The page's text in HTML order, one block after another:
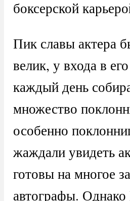
боксерской
Пик славы актера
велик, у входа в
каждый день
множество
особенно
жаждали увидеть
готовы на многое
автографы.